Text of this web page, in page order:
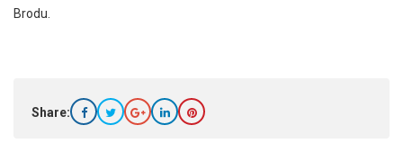
Brodu.
Share: